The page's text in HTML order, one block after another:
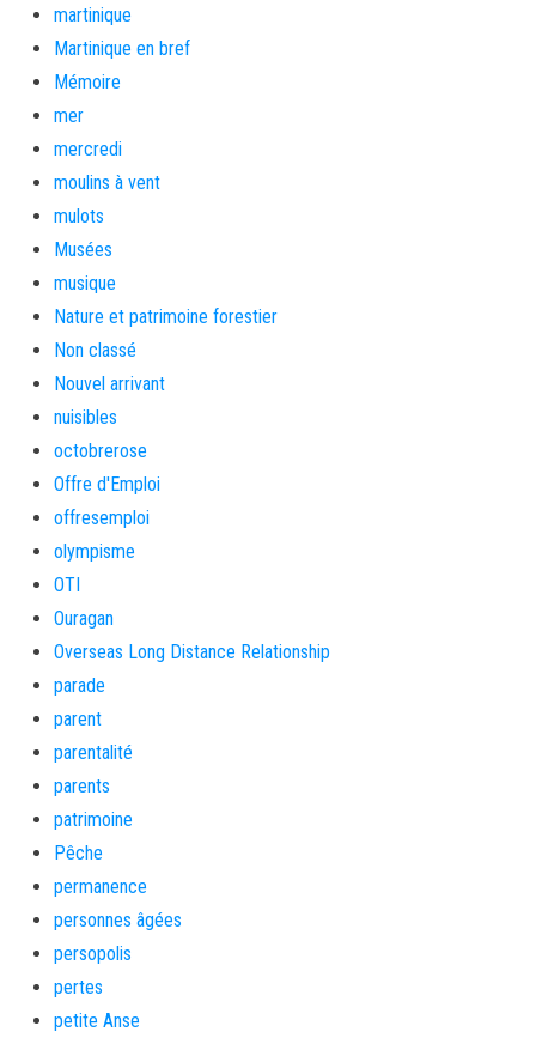
martinique
Martinique en bref
Mémoire
mer
mercredi
moulins à vent
mulots
Musées
musique
Nature et patrimoine forestier
Non classé
Nouvel arrivant
nuisibles
octobrerose
Offre d'Emploi
offresemploi
olympisme
OTI
Ouragan
Overseas Long Distance Relationship
parade
parent
parentalité
parents
patrimoine
Pêche
permanence
personnes âgées
persopolis
pertes
petite Anse